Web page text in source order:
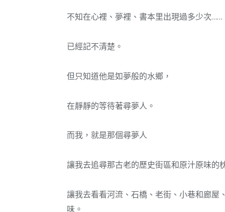
不知在心裡、夢裡、書本里出現過多少次……
已經記不清楚。
但只知道他是如夢般的水鄉，
在靜靜的等待著尋夢人。
而我，就是那個尋夢人
讓我去追尋那古老的歷史街區和原汁原味的
讓我去看看河流、石橋、老街、小巷和廊屋
味。